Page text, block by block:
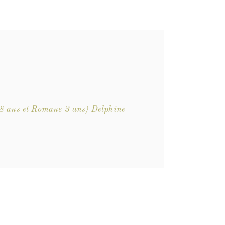
et Romane 3 ans) Delphine